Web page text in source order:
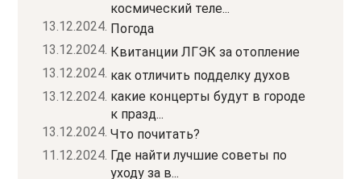
космический теле...
13.12.2024. Погода
13.12.2024. Квитанции ЛГЭК за отопление
13.12.2024. как отличить подделку духов
13.12.2024. какие концерты будут в городе
к празд...
13.12.2024. Что почитать?
11.12.2024. Где найти лучшие советы по
уходу за в...